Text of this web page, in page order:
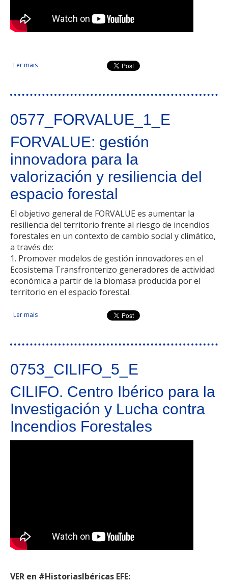
Ler mais acerca de Medidas innovadoras de recuperación preventiva
0577_FORVALUE_1_E
FORVALUE: gestión
innovadora para la
valorización y resiliencia del
espacio forestal
El objetivo general de FORVALUE es aumentar la
resiliencia del territorio frente al riesgo de incendios
forestales en un contexto de cambio social y climático,
a través de:
1. Promover modelos de gestión innovadores en el
Ecosistema Transfronterizo generadores de actividad
económica a partir de la biomasa producida por el
territorio en el espacio forestal.
Ler mais acerca de FORVALUE: gestión innovadora para la valorización
y resiliencia del espacio forestal
0753_CILIFO_5_E
CILIFO. Centro Ibérico para la
Investigación y Lucha contra
Incendios Forestales
VER en #HistoriasIbéricas EFE: